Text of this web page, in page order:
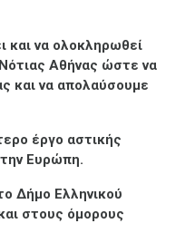
και να ολοκληρωθεί
Αθήνας ώστε να
και να απολαύσουμε
έργο αστικής
Ευρώπη.
Δήμο Ελληνικού
στους όμορους